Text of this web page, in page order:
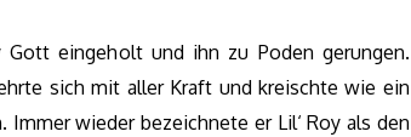
Gott eingeholt und ihn zu Poden gerungen.
sich mit aller Kraft und kreischte wie ein
Immer wieder bezeichnete er Lil‘ Roy als den